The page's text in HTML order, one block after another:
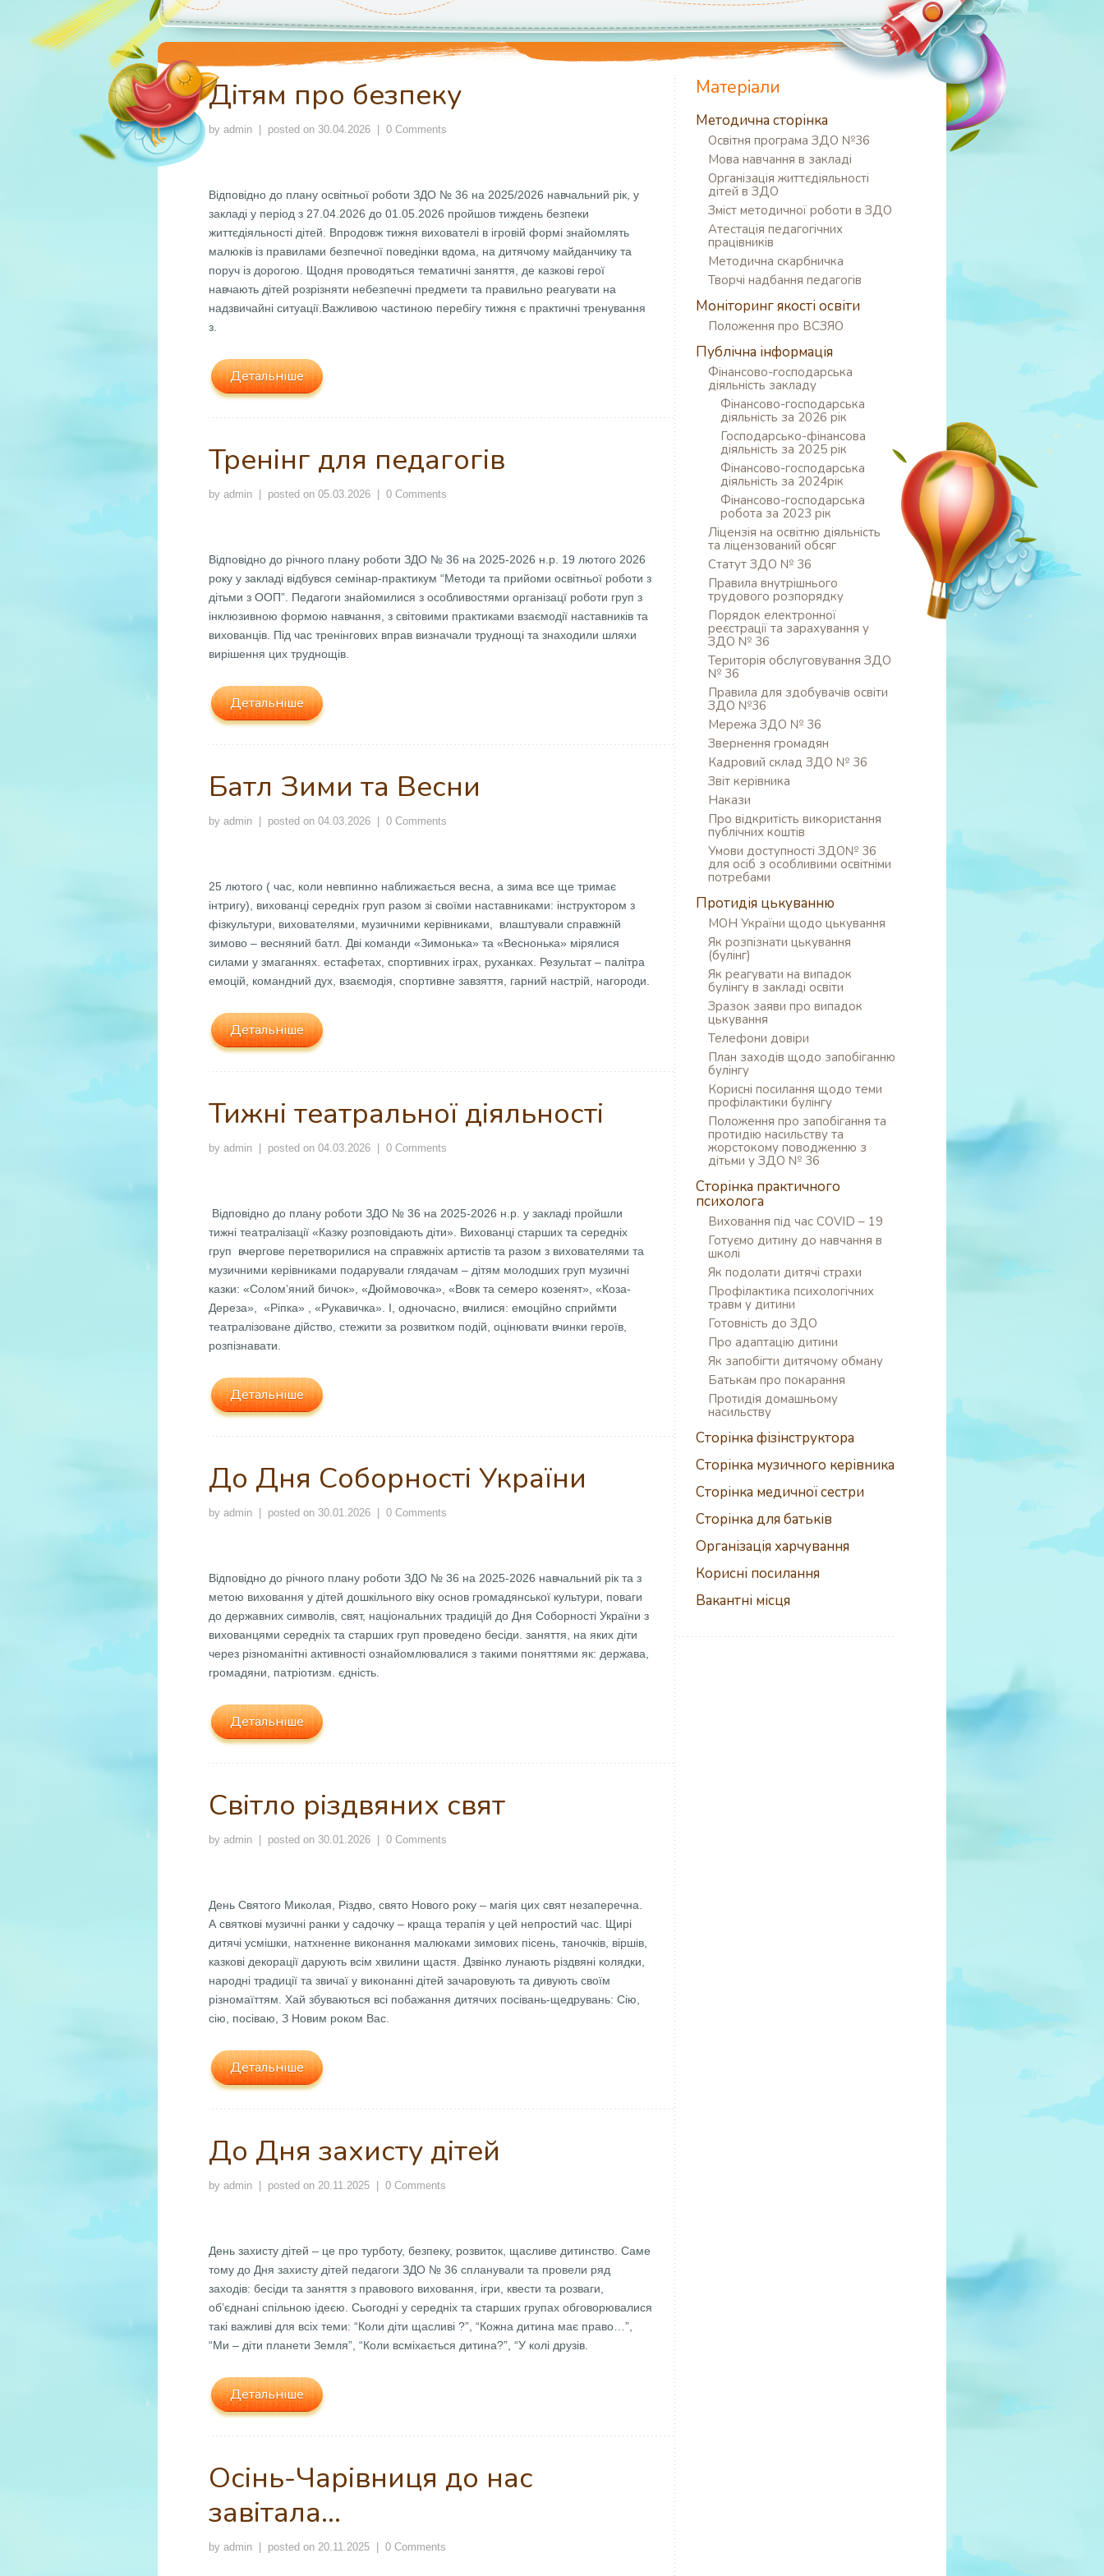
Дітям про безпеку
by admin | posted on 30.04.2026 0 Comments
Відповідно до плану освітньої роботи ЗДО № 36 на 2025/2026 навчальний рік, у
закладі у період з 27.04.2026 до 01.05.2026 пройшов тиждень безпеки
життєдіяльності дітей. Впродовж тижня вихователі в ігровій формі знайомлять
малюків із правилами безпечної поведінки вдома, на дитячому майданчику та
поруч із дорогою. Щодня проводяться тематичні заняття, де казкові герої
навчають дітей розрізняти небезпечні предмети та правильно реагувати на
надзвичайні ситуації.Важливою частиною перебігу тижня є практичні тренування
з.
Детальніше
Тренінг для педагогів
by admin | posted on 05.03.2026 0 Comments
Відповідно до річного плану роботи ЗДО № 36 на 2025-2026 н.р. 19 лютого 2026
року у закладі відбувся семінар-практикум “Методи та прийоми освітньої роботи з
дітьми з ООП”. Педагоги знайомилися з особливостями організацї роботи груп з
інклюзивною формою навчання, з світовими практиками взаємодії наставників та
вихованців. Під час тренінгових вправ визначали труднощі та знаходили шляхи
вирішення цих труднощів.
Детальніше
Батл Зими та Весни
by admin | posted on 04.03.2026 0 Comments
25 лютого ( час, коли невпинно наближається весна, а зима все ще тримає
інтригу), вихованці середніх груп разом зі своїми наставниками: інструктором з
фізкультури, вихователями, музичними керівниками, влаштували справжній
зимово – весняний батл. Дві команди «Зимонька» та «Веснонька» мірялися
силами у змаганнях. естафетах, спортивних іграх, руханках. Результат – палітра
емоцій, командний дух, взаємодія, спортивне завзяття, гарний настрій, нагороди.
Детальніше
Тижні театральної діяльності
by admin | posted on 04.03.2026 0 Comments
Відповідно до плану роботи ЗДО № 36 на 2025-2026 н.р. у закладі пройшли
тижні театралізації «Казку розповідають діти». Вихованці старших та середніх
груп вчергове перетворилися на справжніх артистів та разом з вихователями та
музичними керівниками подарували глядачам – дітям молодших груп музичні
казки: «Солом’яний бичок», «Дюймовочка», «Вовк та семеро козенят», «Коза-
Дереза», «Ріпка» , «Рукавичка». І, одночасно, вчилися: емоційно сприймти
театралізоване дійство, стежити за розвитком подій, оцінювати вчинки героїв,
розпізнавати.
Детальніше
До Дня Соборності України
by admin | posted on 30.01.2026 0 Comments
Відповідно до річного плану роботи ЗДО № 36 на 2025-2026 навчальний рік та з
метою виховання у дітей дошкільного віку основ громадянської культури, поваги
до державних символів, свят, національних традицій до Дня Соборності України з
вихованцями середніх та старших груп проведено бесіди. заняття, на яких діти
через різноманітні активності ознайомлювалися з такими поняттями як: держава,
громадяни, патріотизм. єдність.
Детальніше
Світло різдвяних свят
by admin | posted on 30.01.2026 0 Comments
День Святого Миколая, Різдво, свято Нового року – магія цих свят незаперечна.
А святкові музичні ранки у садочку – краща терапія у цей непростий час. Щирі
дитячі усмішки, натхненне виконання малюками зимових пісень, таночків, віршів,
казкові декорації дарують всім хвилини щастя. Дзвінко лунають різдвяні колядки,
народні традиції та звичаї у виконанні дітей зачаровують та дивують своїм
різномаїттям. Хай збуваються всі побажання дитячих посівань-щедрувань: Сію,
сію, посіваю, З Новим роком Вас.
Детальніше
До Дня захисту дітей
by admin | posted on 20.11.2025 0 Comments
День захисту дітей – це про турботу, безпеку, розвиток, щасливе дитинство. Саме
тому до Дня захисту дітей педагоги ЗДО № 36 спланували та провели ряд
заходів: бесіди та заняття з правового виховання, ігри, квести та розваги,
об’єднані спільною ідеєю. Сьогодні у середніх та старших групах обговорювалися
такі важливі для всіх теми: “Коли діти щасливі ?”, “Кожна дитина має право…”,
“Ми – діти планети Земля”, “Коли всміхається дитина?”, “У колі друзів.
Детальніше
Осінь-Чарівниця до нас
завітала…
by admin | posted on 20.11.2025 0 Comments
Матеріали
Методична сторінка
Освітня програма ЗДО №36
Мова навчання в закладі
Організація життєдіяльності
дітей в ЗДО
Зміст методичної роботи в ЗДО
Атестація педагогічних
працівників
Методична скарбничка
Творчі надбання педагогів
Моніторинг якості освіти
Положення про ВСЗЯО
Публічна інформація
Фінансово-господарська
діяльність закладу
Фінансово-господарська
діяльність за 2026 рік
Господарсько-фінансова
діяльність за 2025 рік
Фінансово-господарська
діяльність за 2024рік
Фінансово-господарська
робота за 2023 рік
Ліцензія на освітню діяльність
та ліцензований обсяг
Статут ЗДО № 36
Правила внутрішнього
трудового розпорядку
Порядок електронної
реєстрації та зарахування у
ЗДО № 36
Територія обслуговування ЗДО
№ 36
Правила для здобувачів освіти
ЗДО №36
Мережа ЗДО № 36
Звернення громадян
Кадровий склад ЗДО № 36
Звіт керівника
Накази
Про відкритість використання
публічних коштів
Умови доступності ЗДО№ 36
для осіб з особливими освітніми
потребами
Протидія цькуванню
МОН України щодо цькування
Як розпізнати цькування
(булінг)
Як реагувати на випадок
булінгу в закладі освіти
Зразок заяви про випадок
цькування
Телефони довіри
План заходів щодо запобіганню
булінгу
Корисні посилання щодо теми
профілактики булінгу
Положення про запобігання та
протидію насильству та
жорстокому поводженню з
дітьми у ЗДО № 36
Сторінка практичного
психолога
Виховання під час COVID – 19
Готуємо дитину до навчання в
школі
Як подолати дитячі страхи
Профілактика психологічних
травм у дитини
Готовність до ЗДО
Про адаптацію дитини
Як запобігти дитячому обману
Батькам про покарання
Протидія домашньому
насильству
Сторінка фізінструктора
Сторінка музичного керівника
Сторінка медичної сестри
Сторінка для батьків
Організація харчування
Корисні посилання
Вакантні місця